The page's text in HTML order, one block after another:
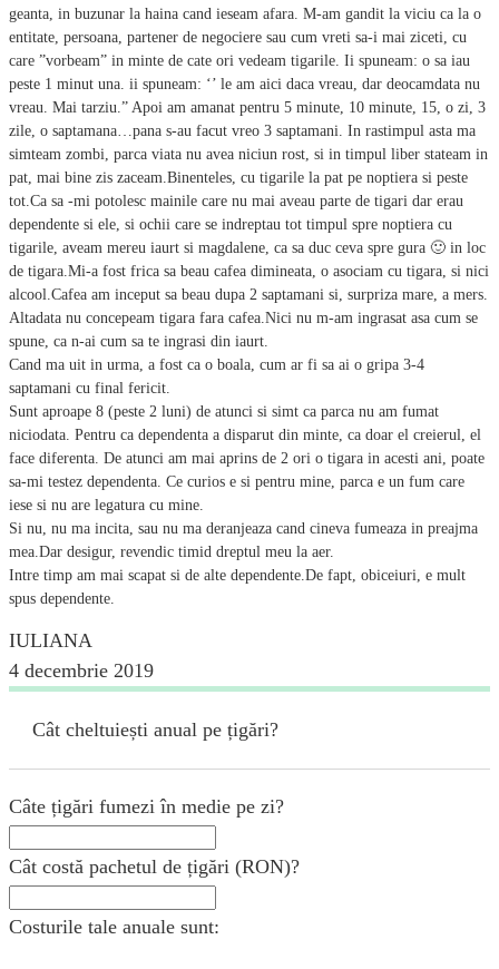
geanta, in buzunar la haina cand ieseam afara. M-am gandit la viciu ca la o
entitate, persoana, partener de negociere sau cum vreti sa-i mai ziceti, cu
care ”vorbeam” in minte de cate ori vedeam tigarile. Ii spuneam: o sa iau
peste 1 minut una. ii spuneam: ‘’ le am aici daca vreau, dar deocamdata nu
vreau. Mai tarziu.” Apoi am amanat pentru 5 minute, 10 minute, 15, o zi, 3
zile, o saptamana…pana s-au facut vreo 3 saptamani. In rastimpul asta ma
simteam zombi, parca viata nu avea niciun rost, si in timpul liber stateam in
pat, mai bine zis zaceam.Binenteles, cu tigarile la pat pe noptiera si peste
tot.Ca sa -mi potolesc mainile care nu mai aveau parte de tigari dar erau
dependente si ele, si ochii care se indreptau tot timpul spre noptiera cu
tigarile, aveam mereu iaurt si magdalene, ca sa duc ceva spre gura 🙂 in loc
de tigara.Mi-a fost frica sa beau cafea dimineata, o asociam cu tigara, si nici
alcool.Cafea am inceput sa beau dupa 2 saptamani si, surpriza mare, a mers.
Altadata nu concepeam tigara fara cafea.Nici nu m-am ingrasat asa cum se
spune, ca n-ai cum sa te ingrasi din iaurt.
Cand ma uit in urma, a fost ca o boala, cum ar fi sa ai o gripa 3-4
saptamani cu final fericit.
Sunt aproape 8 (peste 2 luni) de atunci si simt ca parca nu am fumat
niciodata. Pentru ca dependenta a disparut din minte, ca doar el creierul, el
face diferenta. De atunci am mai aprins de 2 ori o tigara in acesti ani, poate
sa-mi testez dependenta. Ce curios e si pentru mine, parca e un fum care
iese si nu are legatura cu mine.
Si nu, nu ma incita, sau nu ma deranjeaza cand cineva fumeaza in preajma
mea.Dar desigur, revendic timid dreptul meu la aer.
Intre timp am mai scapat si de alte dependente.De fapt, obiceiuri, e mult
spus dependente.
IULIANA
4 decembrie 2019
Cât cheltuiești anual pe țigări?
Câte țigări fumezi în medie pe zi?
Cât costă pachetul de țigări (RON)?
Costurile tale anuale sunt: